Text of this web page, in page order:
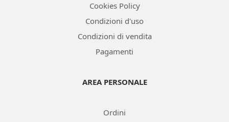
Cookies Policy
Condizioni d'uso
Condizioni di vendita
Pagamenti
AREA PERSONALE
Ordini